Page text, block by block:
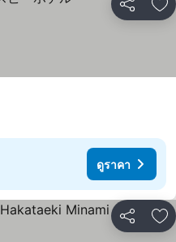
แชร์ เ
ดูราคา
แชร์ เ